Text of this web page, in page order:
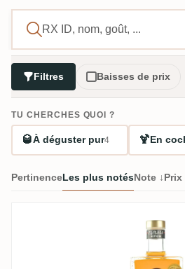
Filtres Baisses de prix
TU CHERCHES QUOI ?
🥃À déguster pur4 🍹En
PertinenceLes plus notésNote ↓Prix
Dzama Rhum Cuvée